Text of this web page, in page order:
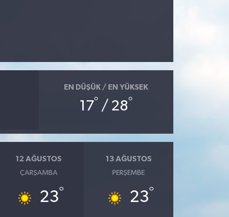
EN DÜŞÜK / EN YÜKSEK
17° / 28°
12 AĞUSTOS
ÇARŞAMBA
23°
13 AĞUSTOS
PERŞEMBE
23°